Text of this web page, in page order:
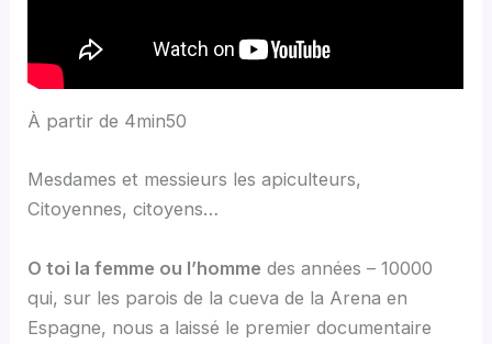
À partir de 4min50
Mesdames et messieurs les apiculteurs,
Citoyennes, citoyens…
O toi la femme ou l’homme des années – 10000
qui, sur les parois de la cueva de la Arena en
Espagne, nous a laissé le premier documentaire